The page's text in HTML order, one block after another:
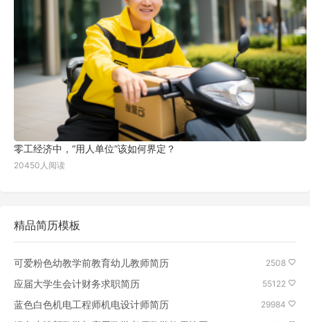
零工经济中，“用人单位”该如何界定？
20450人阅读
精品简历模板
可爱粉色幼教学前教育幼儿教师简历 2508
应届大学生会计财务求职简历 55122
蓝色白色机电工程师机电设计师简历 29984